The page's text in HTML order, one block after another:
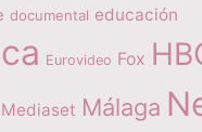
documental educación
Eurovideo Fox
Mediaset Málaga